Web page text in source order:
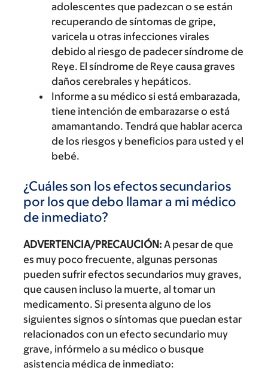
adolescentes que padezcan o se están
recuperando de síntomas de gripe,
varicela u otras infecciones virales
debido al riesgo de padecer síndrome de
Reye. El síndrome de Reye causa graves
daños cerebrales y hepáticos.
Informe a su médico si está embarazada,
tiene intención de embarazarse o está
amamantando. Tendrá que hablar acerca
de los riesgos y beneficios para usted y el
bebé.
¿Cuáles son los efectos secundarios
por los que debo llamar a mi médico
de inmediato?
ADVERTENCIA/PRECAUCIÓN: A pesar de que
es muy poco frecuente, algunas personas
pueden sufrir efectos secundarios muy graves,
que causen incluso la muerte, al tomar un
medicamento. Si presenta alguno de los
siguientes signos o síntomas que puedan estar
relacionados con un efecto secundario muy
grave, infórmelo a su médico o busque
asistencia médica de inmediato: